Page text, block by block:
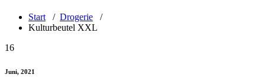
Start / Drogerie /
Kulturbeutel XXL
16
Juni, 2021